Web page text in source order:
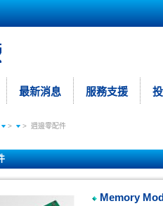
最新消息 服務支援
> > 週邊零配件
Memory